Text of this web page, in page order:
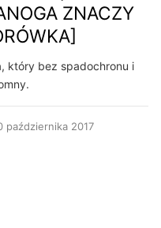
ZNACZY
który bez spadochronu i
października 2017